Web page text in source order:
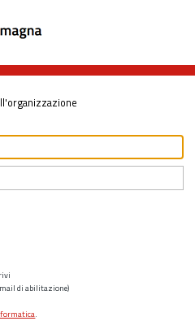
di abilitazione)
.